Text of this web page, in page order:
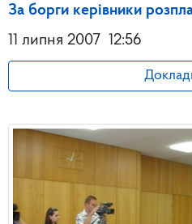
За борги керівники
11 липня 2007 12:56